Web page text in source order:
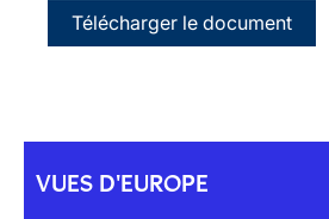
Télécharger le document
VUES D'EUROPE